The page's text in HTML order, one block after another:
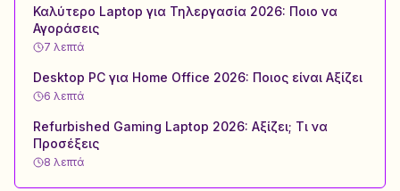
Καλύτερο Laptop για Τηλεργασία 2026: Ποιο να
Αγοράσεις
7 λεπτά
Desktop PC για Home Office 2026: Ποιος είναι Αξίζει
6 λεπτά
Refurbished Gaming Laptop 2026: Αξίζει; Τι να
Προσέξεις
8 λεπτά